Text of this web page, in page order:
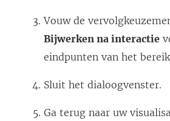
Vouw de
Bijwerken na interactie
eindpunten van het
Sluit het dialoogvenster.
Ga terug naar uw